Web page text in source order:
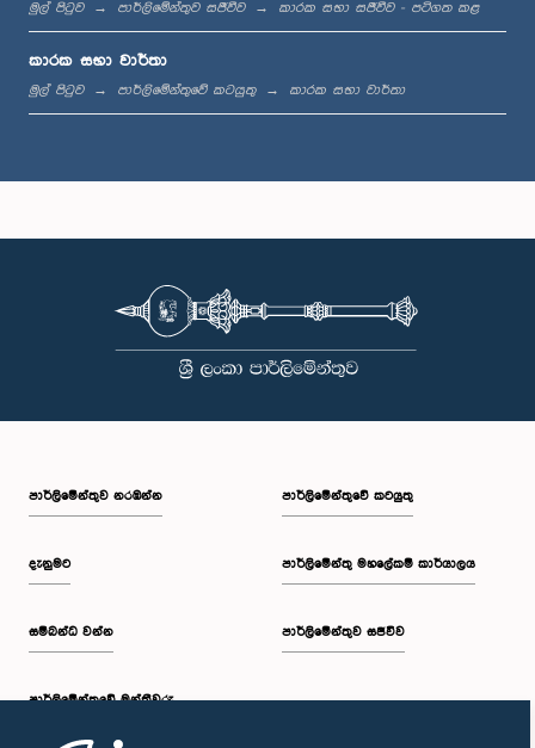
සාමාජික
සාමාජික
මුල් පිටුව පාර්ලිමේන්තුව සජීවීව කාරක සභා සජීවීව - පටිගත කළ
කාරක සභා වාර්තා
මුල් පිටුව පාර්ලිමේන්තුවේ කටයුතු කාරක සභා වාර්තා
පාර්ලි‌මේන්තුව නරඹන්න
දැනුමට
සම්බන්ධ වන්න
පාර්ලි‌මේන්තුවේ මන්ත්‍රීවරු
පාර්ලිමේන්තුවේ කටයුතු
පාර්ලිමේන්තු මහලේකම් කාර්යාලය
පාර්ලිමේන්තුව සජීවීව